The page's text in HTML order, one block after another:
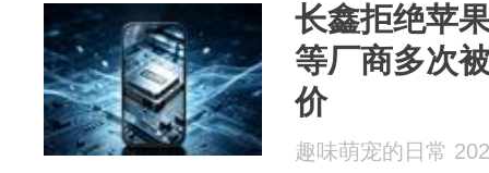
长鑫拒绝苹
等厂商多次
价
趣味萌宠的日常